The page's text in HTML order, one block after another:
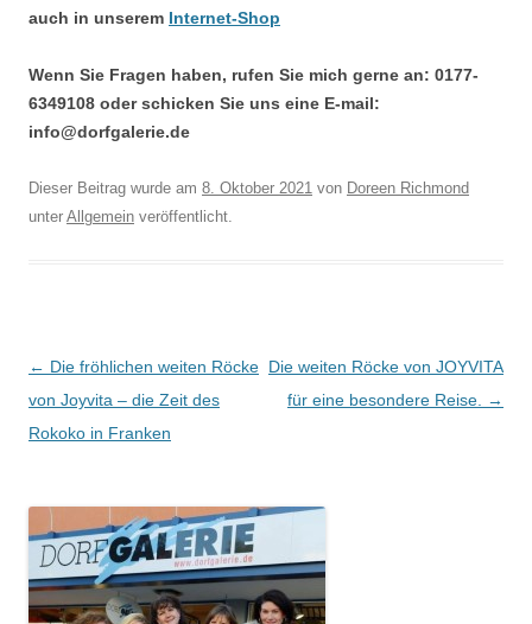
auch in unserem Internet-Shop
Wenn Sie Fragen haben, rufen Sie mich gerne an: 0177-
6349108 oder schicken Sie uns eine E-mail:
info@dorfgalerie.de
Dieser Beitrag wurde am 8. Oktober 2021 von Doreen Richmond
unter Allgemein veröffentlicht.
Beitragsnavigation
← Die fröhlichen weiten Röcke
von Joyvita – die Zeit des
Rokoko in Franken
Die weiten Röcke von JOYVITA
für eine besondere Reise.
→